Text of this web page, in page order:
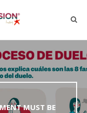
MUST BE